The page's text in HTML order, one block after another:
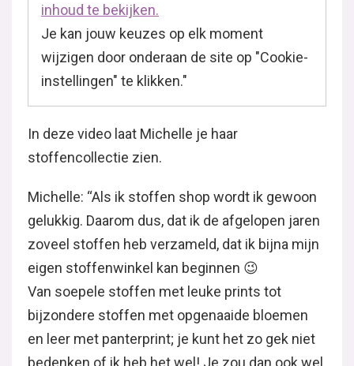
inhoud te bekijken.
Je kan jouw keuzes op elk moment
wijzigen door onderaan de site op "Cookie-
instellingen" te klikken."
In deze video laat Michelle je haar
stoffencollectie zien.
Michelle: “Als ik stoffen shop wordt ik gewoon
gelukkig. Daarom dus, dat ik de afgelopen jaren
zoveel stoffen heb verzameld, dat ik bijna mijn
eigen stoffenwinkel kan beginnen 😉
Van soepele stoffen met leuke prints tot
bijzondere stoffen met opgenaaide bloemen
en leer met panterprint; je kunt het zo gek niet
bedenken of ik heb het wel! Je zou dan ook wel